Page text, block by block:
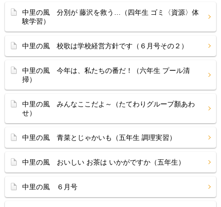
中里の風 分別が 藤沢を救う…（四年生 ゴミ〈資源〉体
験学習）
中里の風 校歌は学校経営方針です（６月号その２）
中里の風 今年は、私たちの番だ！（六年生 プール清
掃）
中里の風 みんなここだよ～（たてわりグループ顏あわ
せ）
中里の風 青菜とじゃかいも（五年生 調理実習）
中里の風 おいしい お茶は いかがですか（五年生）
中里の風 ６月号